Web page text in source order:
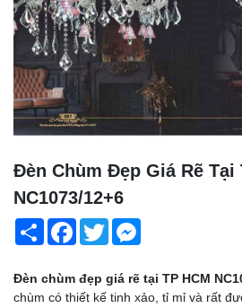
Đèn Chùm Đẹp Giá Rẽ Tại
NC1073/12+6
Share Facebook
Twitter
Đèn chùm đẹp giá rẽ tại TP HCM
chùm có thiết kế tinh xảo, tỉ mỉ và rất